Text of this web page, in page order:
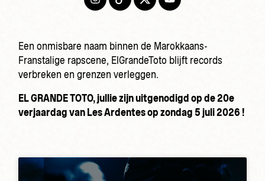
Een onmisbare naam binnen de Marokkaans-
Franstalige rapscene, ElGrandeToto blijft records
verbreken en grenzen verleggen.
EL GRANDE TOTO, jullie zijn uitgenodigd op de 20e
verjaardag van Les Ardentes op zondag 5 juli 2026 !